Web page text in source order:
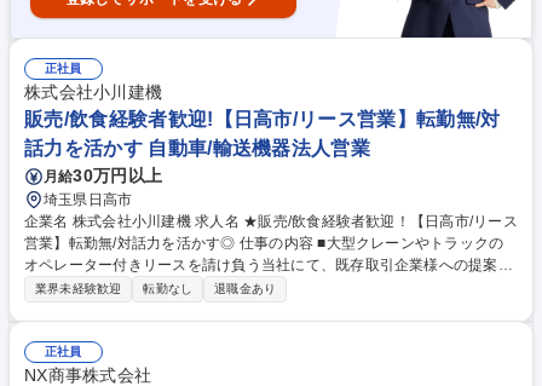
正社員
株式会社小川建機
販売/飲食経験者歓迎!【日高市/リース営業】転勤無/対
話力を活かす 自動車/輸送機器法人営業
月給30万円以上
埼玉県日高市
企業名 株式会社小川建機 求人名 ★販売/飲食経験者歓迎！【日高市/リース
営業】転勤無/対話力を活かす◎ 仕事の内容 ■大型クレーンやトラックの
オペレーター付きリースを請け負う当社にて、既存取引企業様への提案営
業をお任せいたします。販売や飲食などのコミュニケーションを武器とし
ースプランを提案いただきます ※飛び込み/テレアポなど新規開拓はほぼ
無し。既存顧客対応メイン！ ■「顧客満足」を重視しており、堅実に信頼
業界未経験歓迎 転勤なし 退職金あり
正社員
NX商事株式会社